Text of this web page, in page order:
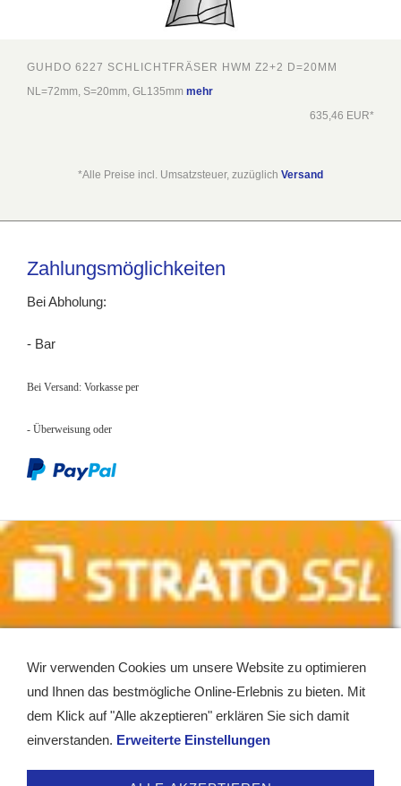
GUHDO 6227 SCHLICHTFRÄSER HWM Z2+2 D=20MM
NL=72mm, S=20mm, GL135mm mehr
635,46 EUR*
*Alle Preise incl. Umsatzsteuer, zuzüglich Versand
Zahlungsmöglichkeiten
Bei Abholung:
- Bar
Bei Versand: Vorkasse per
- Überweisung oder
Service - Kontakt Impressum AGB
Widerrufsrecht
Wir verwenden Cookies um unsere Website zu optimieren
und Ihnen das bestmögliche Online-Erlebnis zu bieten. Mit
dem Klick auf "Alle akzeptieren" erklären Sie sich damit
einverstanden. Erweiterte Einstellungen